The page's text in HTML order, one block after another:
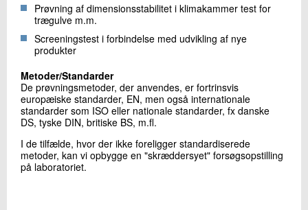
Prøvning af dimensionsstabilitet i klimakammer test for
trægulve m.m.
Screeningstest i forbindelse med udvikling af nye
produkter
Metoder/Standarder
De prøvningsmetoder, der anvendes, er fortrinsvis
europæiske standarder, EN, men også internationale
standarder som ISO eller nationale standarder, fx danske
DS, tyske DIN, britiske BS, m.fl.
I de tilfælde, hvor der ikke foreligger standardiserede
metoder, kan vi opbygge en "skræddersyet" forsøgsopstilling
på laboratoriet.